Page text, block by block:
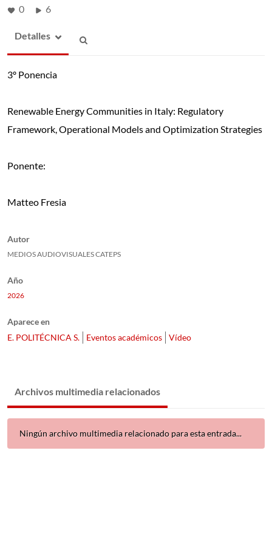
0 6
Detalles
3º Ponencia
Renewable Energy Communities in Italy: Regulatory
Framework, Operational Models and Optimization Strategies
Ponente:
Matteo Fresia
Autor
MEDIOS AUDIOVISUALES CATEPS
Año
2026
Aparece en
E. POLITÉCNICA S.
Eventos académicos Vídeo
Archivos multimedia relacionados
Ningún archivo multimedia relacionado para esta entrada...